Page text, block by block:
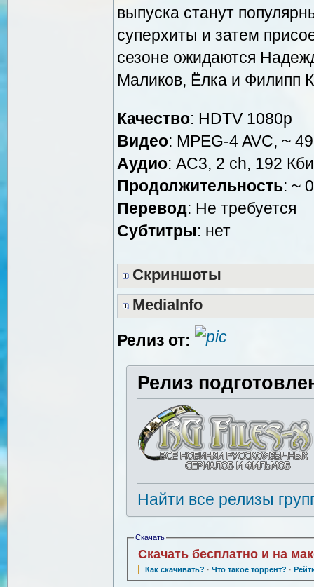
выпуска станут
суперхиты и затем
сезоне ожидаются
Маликов, Ёлка и Филипп
Качество: HDTV 1080р
Видео: MPEG-4 AVC, ~
Аудио: AC3, 2 ch, 192
Продолжительность: ~
Перевод: Не требуется
Субтитры: нет
Скриншоты
MediaInfo
Релиз от:
Релиз
Найти все релизы
Скачать
Скачать бесплатно и на
Как скачивать? · Что такое торрент? ·